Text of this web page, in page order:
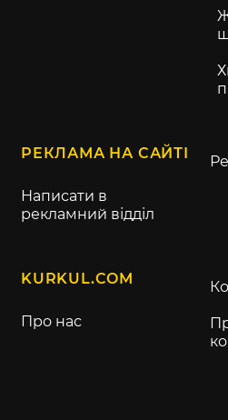
РЕКЛАМА НА САЙТІ
Написати в
рекламний відділ
KURKUL.COM
Про нас